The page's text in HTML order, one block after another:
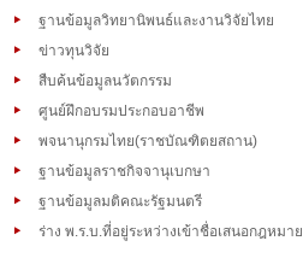
ฐานข้อมูลวิทยานิพนธ์และงานวิจัยไทย
ข่าวทุนวิจัย
สืบค้นข้อมูลนวัตกรรม
ศูนย์ฝึกอบรมประกอบอาชีพ
พจนานุกรมไทย(ราชบัณฑิตยสถาน)
ฐานข้อมูลราชกิจจานุเบกษา
ฐานข้อมูลมติคณะรัฐมนตรี
ร่าง พ.ร.บ.ที่อยู่ระหว่างเข้าชื่อเสนอกฎหมาย